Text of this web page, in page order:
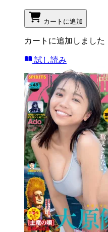
カートに追加
カートに追加しました
試し読み